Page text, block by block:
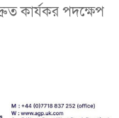
দ্রুত কার্যকর পদক্ষেপ